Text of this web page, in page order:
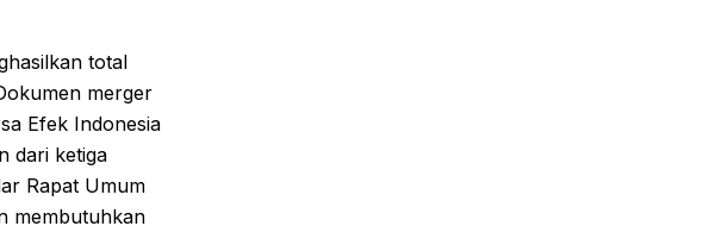
total
merger
Efek Indonesia
dari ketiga
Rapat Umum
membutuhkan